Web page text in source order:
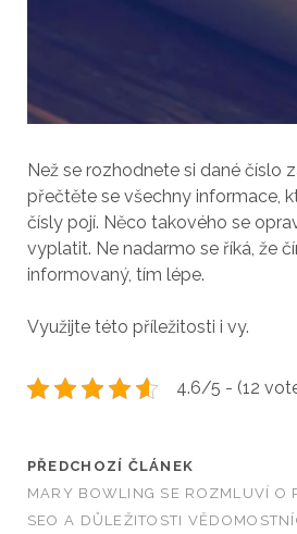
Než se rozhodnete si dané číslo
přečtěte se všechny informace,
čísly pojí. Něco takového se
vyplatit. Ne nadarmo se říká, že
informovaný, tím lépe.
Využijte této příležitosti i vy.
4.6/5 - (12
PŘEDCHOZÍ ČLÁNEK
MARY BOWLING SE ROZMLUVÍ O
SEO A DŮLEŽITOSTI